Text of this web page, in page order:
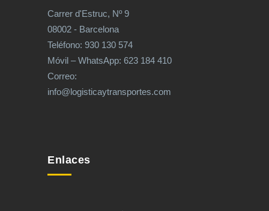
Carrer d'Estruc, Nº 9
08002 - Barcelona
Teléfono: 930 130 574
Móvil – WhatsApp: 623 184 410
Correo:
info@logisticaytransportes.com
Enlaces